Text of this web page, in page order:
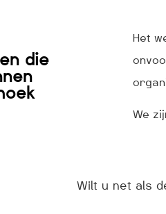
die
Het
We
Wilt u net als